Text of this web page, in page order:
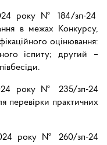
року № 184/зп-24
в межах Конкурсу,
оцінювання:
іспиту; другий –
року № 235/зп-24
перевірки практичних
року № 260/зп-24